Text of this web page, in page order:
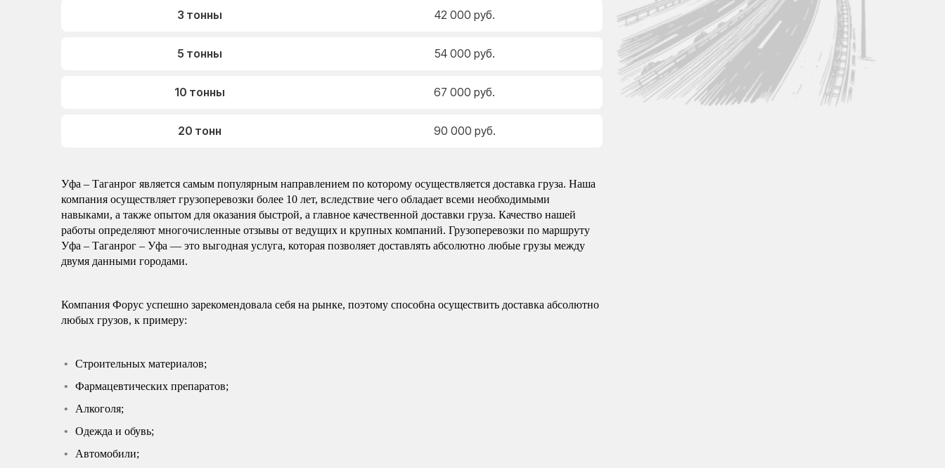
3 тонны 42 000 руб.
5 тонны 54 000 руб.
10 тонны 67 000 руб.
20 тонн 90 000 руб.
Уфа – Таганрог является самым популярным направлением по которому осуществляется доставка груза. Наша
компания осуществляет грузоперевозки более 10 лет, вследствие чего обладает всеми необходимыми
навыками, а также опытом для оказания быстрой, а главное качественной доставки груза. Качество нашей
работы определяют многочисленные отзывы от ведущих и крупных компаний. Грузоперевозки по маршруту
Уфа – Таганрог – Уфа — это выгодная услуга, которая позволяет доставлять абсолютно любые грузы между
двумя данными городами.
Компания Форус успешно зарекомендовала себя на рынке, поэтому способна осуществить доставка абсолютно
любых грузов, к примеру:
Строительных материалов;
Фармацевтических препаратов;
Алкоголя;
Одежда и обувь;
Автомобили;